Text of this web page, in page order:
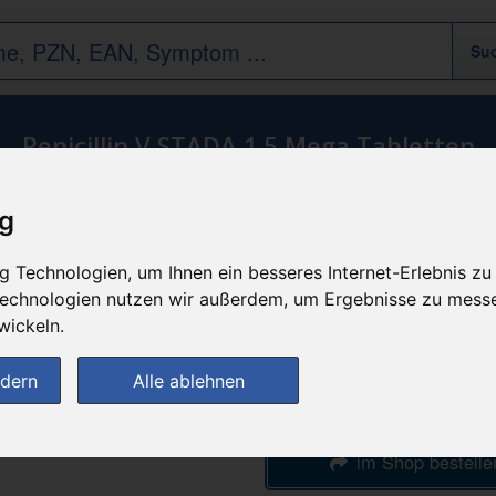
um Ihnen ein besseres Internet-Erlebnis
nutzen wir außerdem, um Ergebnisse zu
Alle ablehnen
Penicillin V STADA 1.5 Mega Tabletten
günstigster Produktpreis
13,33
im Shop